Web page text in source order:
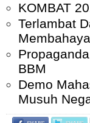
KOMBAT
Terlambat
BBM
Demo
Musuh